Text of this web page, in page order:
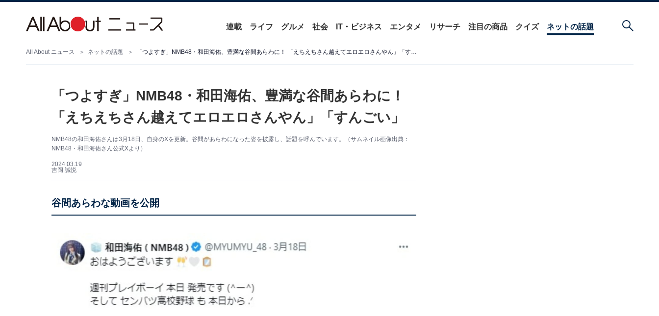
連載 ライフ グルメ 社会 IT・ビジネス エンタメ リサーチ 注目の商品 クイズ ネットの話題
All About ニュース ネットの話題 「つよすぎ」NMB48・和田海佑、豊満な谷間あらわに！ 「えちえちさん越えてエロエロさんやん」「すんごい」
「つよすぎ」NMB48・和田海佑、豊満な谷間あらわに！
「えちえちさん越えてエロエロさんやん」「すんごい」
NMB48の和田海佑さんは3月18日、自身のXを更新。谷間があらわになった姿を披露し、話題を呼んでいます。（サムネイル画像出典：
NMB48・和田海佑さん公式Xより）
2024.03.19
吉岡 誠悦
谷間あらわな動画を公開